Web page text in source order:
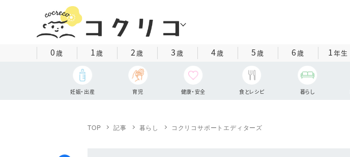
0歳 1歳 2歳 3歳 4歳 5歳 6歳 1年生
妊娠・出産 育児 健康・安全 食とレシピ 暮らし
TOP 記事 暮らし コクリコサポートエディターズ